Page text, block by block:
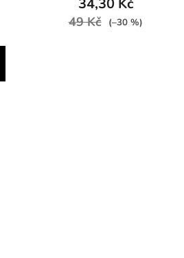
34,30 Kč
49 Kč (–30 %)